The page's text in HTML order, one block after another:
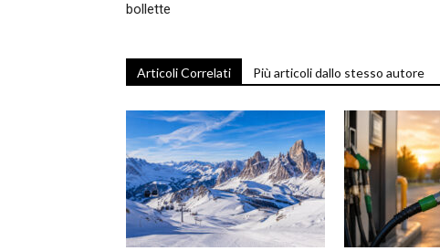
bollette
Articoli Correlati Più articoli dallo stesso autore